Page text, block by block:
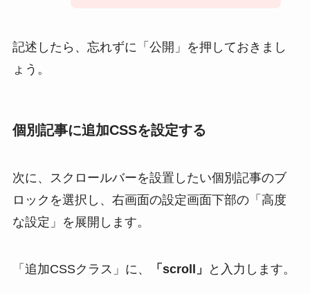
記述したら、忘れずに「公開」を押しておきまし
ょう。
個別記事に追加CSSを設定する
次に、スクロールバーを設置したい個別記事のブ
ロックを選択し、右画面の設定画面下部の「高度
な設定」を展開します。
「追加CSSクラス」に、 「scroll」 と入力します。